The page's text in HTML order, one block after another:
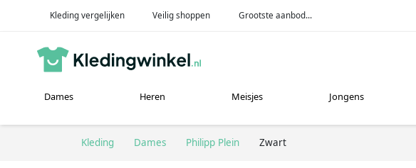
Kleding vergelijken Veilig shoppen Grootste aanbod...
Dames Heren Meisjes Jongens
Kleding Dames Philipp Plein Zwart